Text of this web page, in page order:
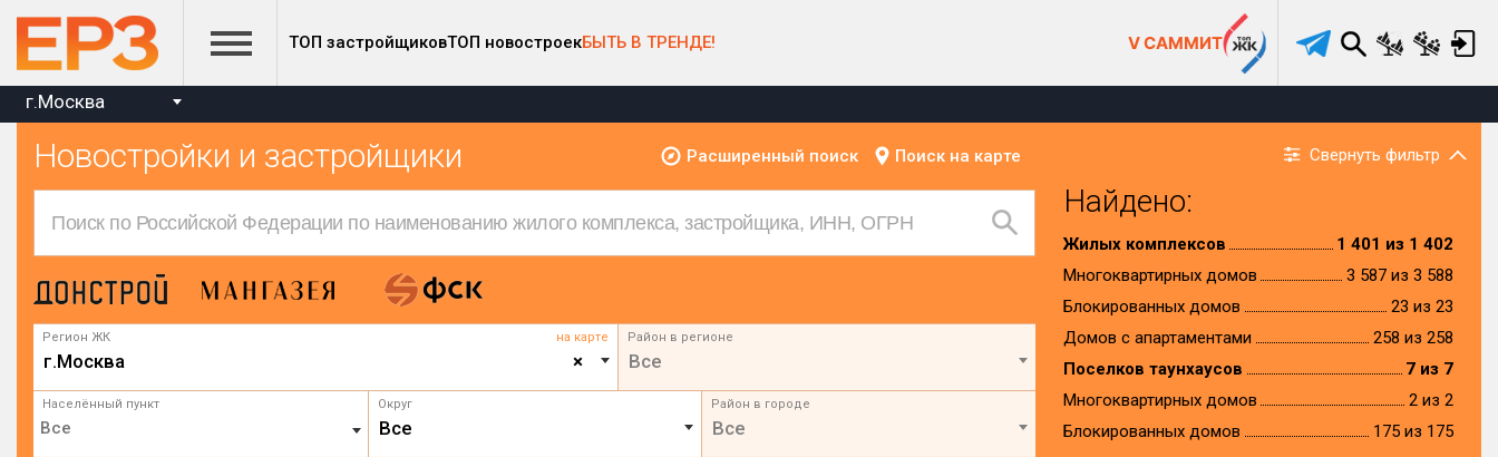
ТОП застройщиковТОП новостроекБЫТЬ В ТРЕНДЕ! V САММИТ
г.Москва
Новостройки и застройщики Расширенный поиск Поиск на карте Свернуть фильтр
Регион ЖК на карте
×
г.Москва
Район в регионе
Все
Населённый пункт Округ
Все
Район в городе
Все
Найдено:
Жилых комплексов
1 401 из 1 402
Многоквартирных домов
3 587 из 3 588
Блокированных домов
23 из 23
Домов с апартаментами
258 из 258
Поселков таунхаусов
7 из 7
Многоквартирных домов
2 из 2
Блокированных домов
175 из 175